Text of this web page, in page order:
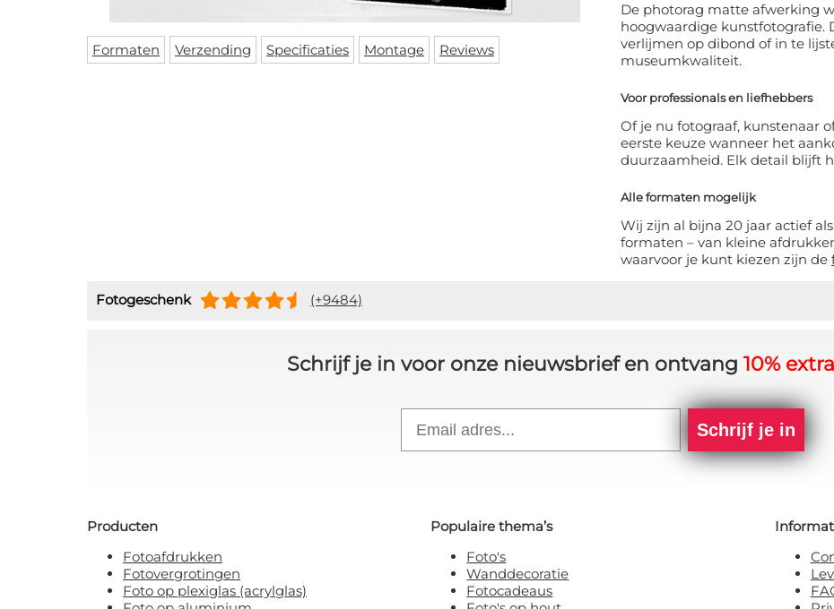
Formaten Verzending Specificaties Montage Reviews
De photorag matte afwerking
hoogwaardige kunstfotografie.
verlijmen op dibond of in te
museumkwaliteit.
Voor professionals en liefhebbers
Of je nu fotograaf, kunstenaar
eerste keuze wanneer het
duurzaamheid. Elk detail blijft
Alle formaten mogelijk
Wij zijn al bijna 20 jaar actief
formaten – van kleine
waarvoor je kunt kiezen zijn de
Fotogeschenk (+9484)
Schrijf je in voor onze nieuwsbrief en ontvang 10%
Schrijf je in
Producten
Fotoafdrukken
Fotovergrotingen
Foto op plexiglas (acrylglas)
Populaire thema’s
Foto's
Wanddecoratie
Fotocadeaus